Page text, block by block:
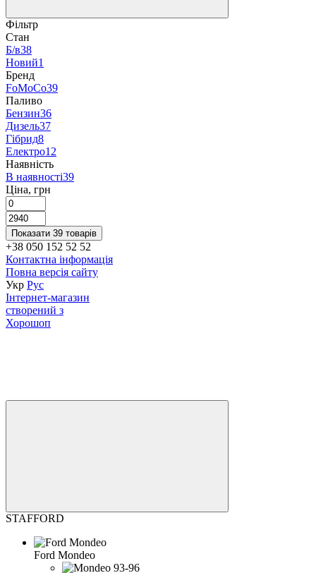
Фільтр
Стан
Б/в38
Новий1
Бренд
FoMoCo39
Паливо
Бензин36
Дизель37
Гібрид8
Електро12
Наявність
В наявності39
Ціна, грн
Показати 39 товарів
+38 050 152 52 52
Контактна інформація
Повна версія сайту
Укр Рус
Інтернет-магазин
створений з
Хорошоп
STAFFORD
Ford Mondeo